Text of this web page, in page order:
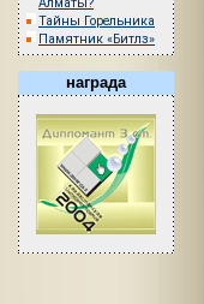
Тайны Горельника
Памятник «Битлз»
награда